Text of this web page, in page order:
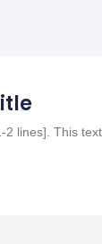
2 lines]. This